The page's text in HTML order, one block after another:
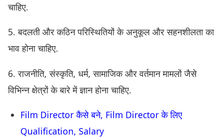
चाहिए.
5. बदलती और कठिन परिस्थितियों के अनुकूल और सहनशीलता का
भाव होना चाहिए.
6. राजनीति, संस्कृति, धर्म, सामाजिक और वर्तमान मामलों जैसे
विभिन्न क्षेत्रों के बारे में ज्ञान होना चाहिए.
Film Director कैसे बने, Film Director के लिए
Qualification, Salary